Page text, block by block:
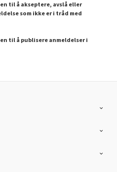
til å akseptere, avslå eller
som ikke er i tråd med
til å publisere anmeldelser i